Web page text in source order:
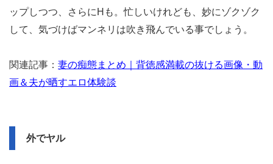
ップしつつ、さらにHも。忙しいけれども、妙にゾクゾク
して、気づけばマンネリは吹き飛んでいる事でしょう。
関連記事： 妻の痴態まとめ｜背徳感満載の抜ける画像・動
画＆夫が晒すエロ体験談
外でヤル